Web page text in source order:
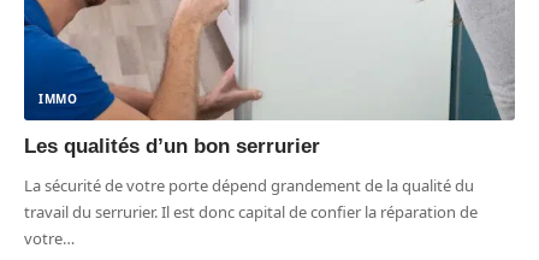
IMMO
Les qualités d’un bon serrurier
La sécurité de votre porte dépend grandement de la qualité du
travail du serrurier. Il est donc capital de confier la réparation de
votre…